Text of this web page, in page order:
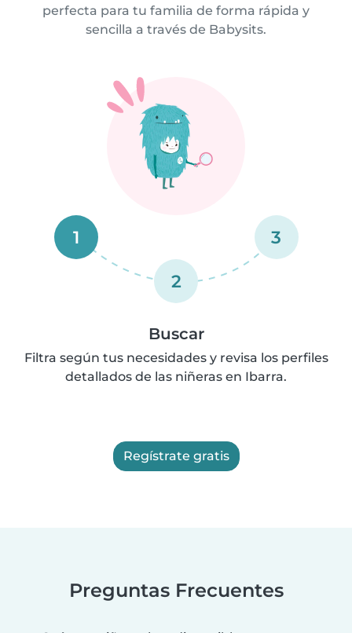
perfecta para tu familia de forma rápida y
sencilla a través de Babysits.
1
2
3
Buscar
Filtra según tus necesidades y revisa los perfiles
detallados de las niñeras en Ibarra.
Regístrate gratis
Preguntas Frecuentes